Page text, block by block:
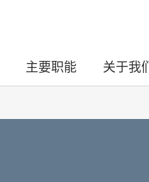
主要职能 关于我们